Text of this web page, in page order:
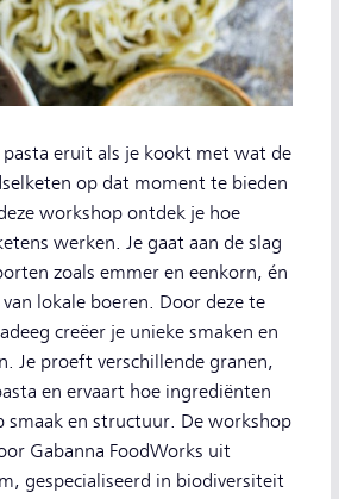
pasta eruit als je kookt met wat de
op dat moment te bieden
workshop ontdek je hoe
werken. Je gaat aan de slag
zoals emmer en eenkorn, én
lokale boeren. Door deze te
creëer je unieke smaken en
Je proeft verschillende granen,
en ervaart hoe ingrediënten
smaak en structuur. De workshop
Gabanna FoodWorks uit
gespecialiseerd in biodiversiteit